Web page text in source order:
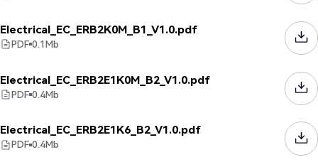
Electrical_EC_ERB2K0M_B1_V1.0.pdf
PDF 0.1Mb
Electrical_EC_ERB2E1K0M_B2_V1.0.pdf
PDF 0.4Mb
Electrical_EC_ERB2E1K6_B2_V1.0.pdf
PDF 0.4Mb